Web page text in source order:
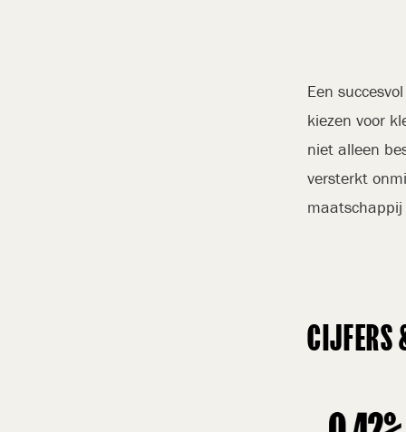
Een
kiezen voor
niet alleen
versterkt
CIJFERS